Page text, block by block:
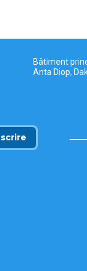
Bâtiment
Anta Diop,